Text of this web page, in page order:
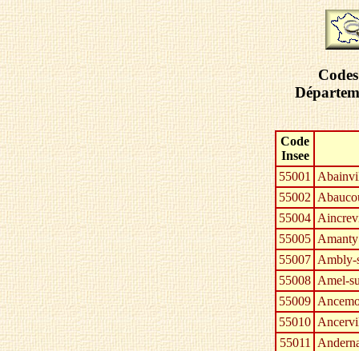
Code
Insee
55001
55002
55004
55005 Amanty
55007 Ambly-
55008 Amel-
55009
55010
55011